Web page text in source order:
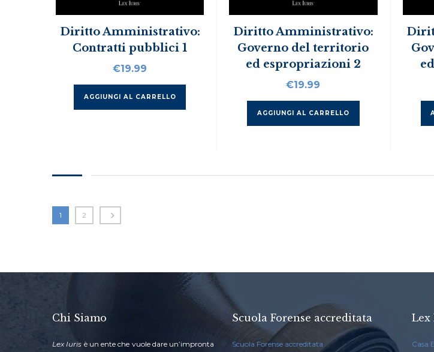
Diritto Amministrativo:
Contratti pubblici 1
€19.99
AGGIUNGI AL CARRELLO
Diritto Amministrativo:
Governo del territorio
ed espropriazioni 2
€19.99
AGGIUNGI AL CARRELLO
1 2
Chi Siamo
Lex Iuris è un ente che vuole dare un’impronta
Scuola Forense accreditata
Scuola Forense accreditata
Lex
Casa